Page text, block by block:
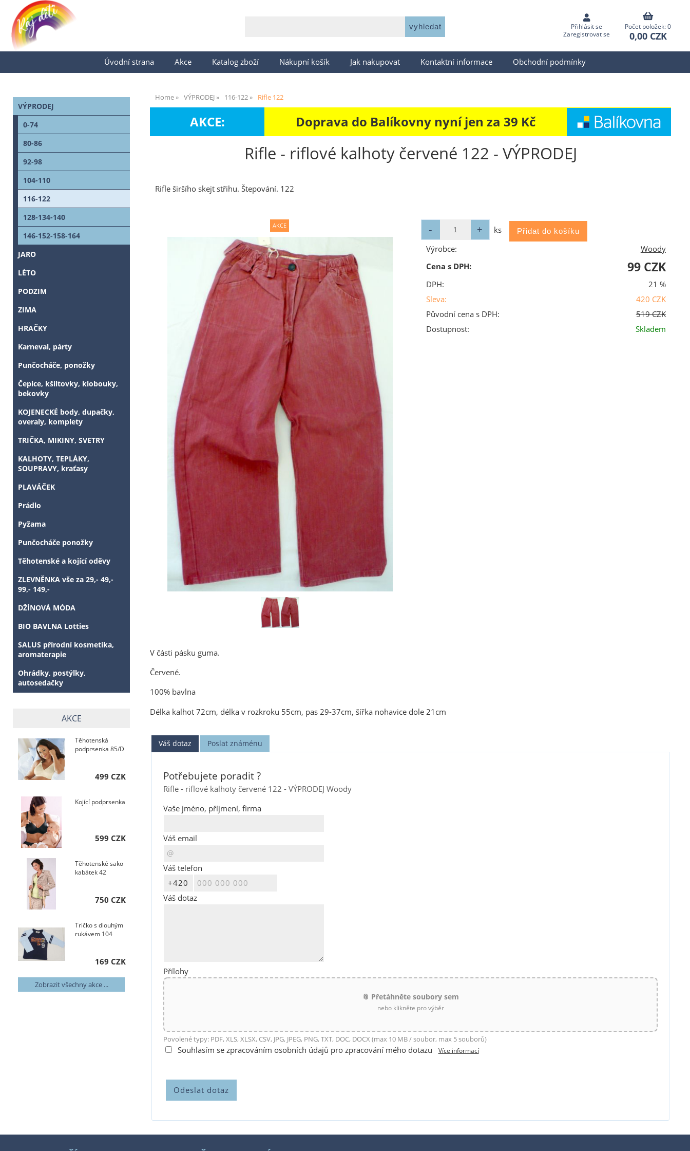
Přihlásit se
Zaregistrovat se
Počet položek: 0
0,00 CZK
Úvodní strana Akce Katalog zboží Nákupní košík Jak nakupovat Kontaktní informace Obchodní podmínky
Home VÝPRODEJ 116-122 Rifle 122
AKCE: Doprava do Balíkovny nyní jen za 39 Kč
Rifle - riflové kalhoty červené 122 - VÝPRODEJ
Rifle širšího skejt střihu. Štepování. 122
ks
Výrobce:
Woody
Cena s DPH:
99 CZK
DPH:
21 %
Sleva:
420 CZK
Původní cena s DPH:
519 CZK
Dostupnost:
Skladem
V části pásku guma.
Červené.
100% bavlna
Délka kalhot 72cm, délka v rozkroku 55cm, pas 29-37cm, šířka nohavice dole 21cm
Váš dotaz Poslat známénu
Potřebujete poradit ?
Rifle - riflové kalhoty červené 122 - VÝPRODEJ Woody
Vaše jméno, příjmení, firma
Váš email
Váš telefon
Váš dotaz
Přílohy
📎 Přetáhněte soubory sem
nebo klikněte pro výběr
Povolené typy: PDF, XLS, XLSX, CSV, JPG, JPEG, PNG, TXT, DOC, DOCX (max 10 MB / soubor, max 5 souborů)
Souhlasím se zpracováním osobních údajů pro zpracování mého dotazu Více informací
VÝPRODEJ
0-74
80-86
92-98
104-110
116-122
128-134-140
146-152-158-164
JARO
LÉTO
PODZIM
ZIMA
HRAČKY
Karneval, párty
Punčocháče, ponožky
Čepice, kšiltovky, klobouky,
bekovky
KOJENECKÉ body, dupačky,
overaly, komplety
TRIČKA, MIKINY, SVETRY
KALHOTY, TEPLÁKY,
SOUPRAVY, kraťasy
PLAVÁČEK
Prádlo
Pyžama
Punčocháče ponožky
Těhotenské a kojící oděvy
ZLEVNĚNKA vše za 29,- 49,-
99,- 149,-
DŽÍNOVÁ MÓDA
BIO BAVLNA Lotties
SALUS přírodní kosmetika,
aromaterapie
Ohrádky, postýlky,
autosedačky
AKCE
Těhotenská
podprsenka 85/D
499 CZK
Kojící podprsenka
599 CZK
Těhotenské sako
kabátek 42
750 CZK
Tričko s dlouhým
rukávem 104
169 CZK
Zobrazit všechny akce ...